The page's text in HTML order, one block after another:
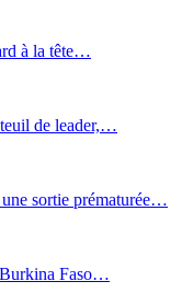
à la tête…
de leader,…
sortie prématurée…
Faso…